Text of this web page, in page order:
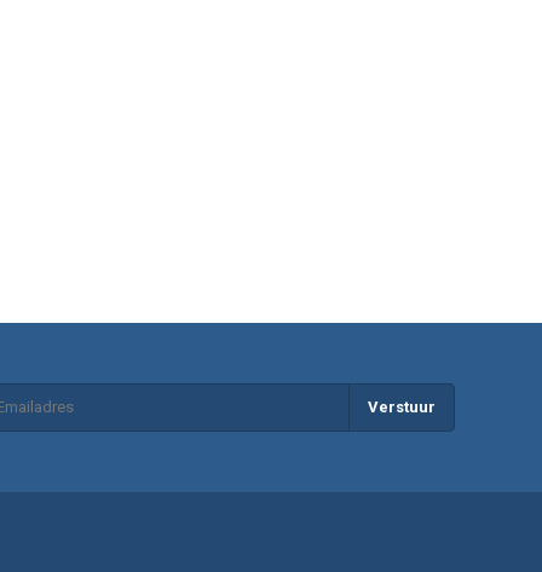
Verstuur